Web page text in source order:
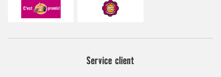
Service client